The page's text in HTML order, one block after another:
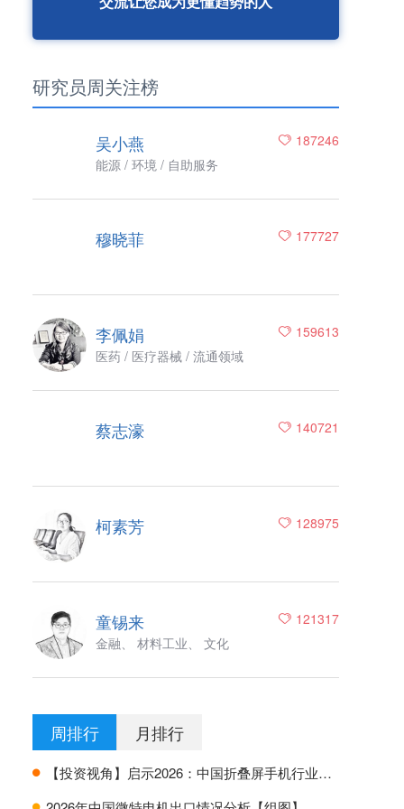
研究员周关注榜
187246
吴小燕
能源 / 环境 / 自助服务
177727
穆晓菲
159613
李佩娟
医药 / 医疗器械 / 流通领域
140721
蔡志濠
128975
柯素芳
121317
童锡来
金融、 材料工业、 文化
周排行 月排行
H 【投资视角】启示2026：中国折叠屏手机行业投融资及兼并重组分析